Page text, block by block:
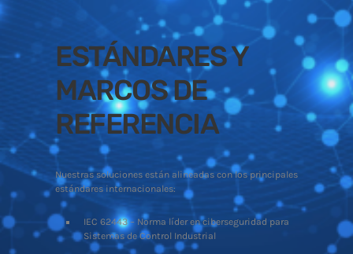
ESTÁNDARES Y
MARCOS DE
REFERENCIA
Nuestras soluciones están alineadas con los principales
estándares internacionales:
IEC 62443 – Norma líder en ciberseguridad para
Sistemas de Control Industrial